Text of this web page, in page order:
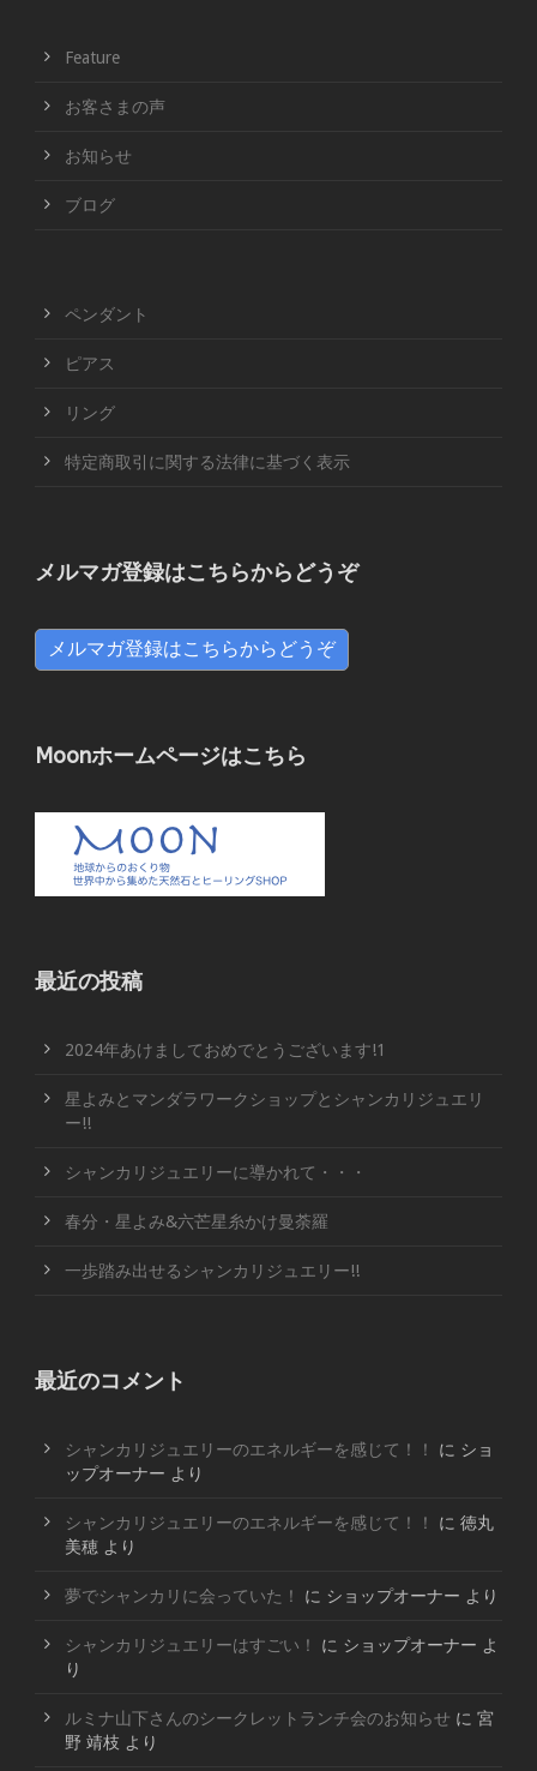
Feature
お客さまの声
お知らせ
ブログ
ペンダント
ピアス
リング
特定商取引に関する法律に基づく表示
メルマガ登録はこちらからどうぞ
メルマガ登録はこちらからどうぞ
Moonホームページはこちら
最近の投稿
2024年あけましておめでとうございます!1
星よみとマンダラワークショップとシャンカリジュエリ
ー!!
シャンカリジュエリーに導かれて・・・
春分・星よみ&六芒星糸かけ曼荼羅
一歩踏み出せるシャンカリジュエリー!!
最近のコメント
シャンカリジュエリーのエネルギーを感じて！！ に ショ
ップオーナー より
シャンカリジュエリーのエネルギーを感じて！！ に 徳丸
美穂 より
夢でシャンカリに会っていた！ に ショップオーナー より
シャンカリジュエリーはすごい！ に ショップオーナー よ
り
ルミナ山下さんのシークレットランチ会のお知らせ に 宮
野 靖枝 より